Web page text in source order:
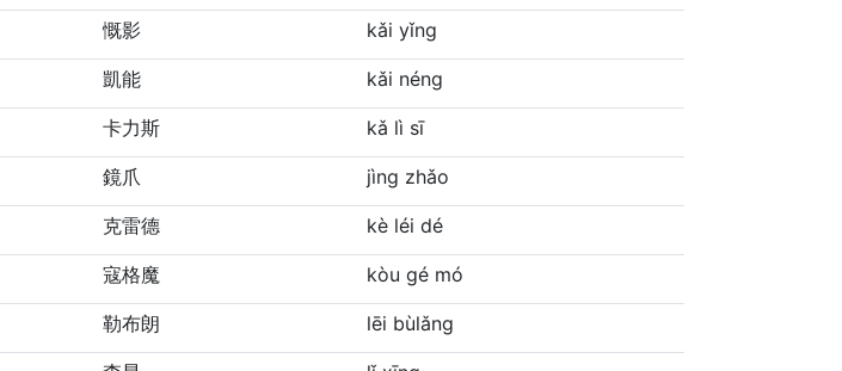
慨影 kǎi yǐng
凱能 kǎi néng
卡力斯 kǎ lì sī
鏡爪 jìng zhǎo
克雷德 kè léi dé
寇格魔 kòu gé mó
勒布朗 lēi bùlǎng